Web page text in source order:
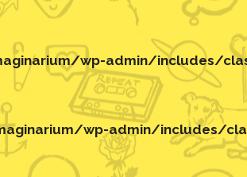
wp-admin/includes/
wp-admin/includes/